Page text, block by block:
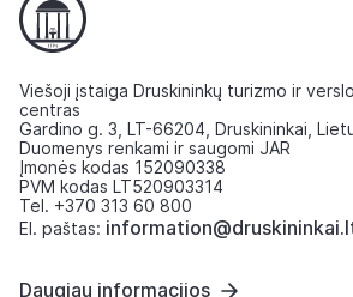
Viešoji įstaiga Druskininkų turizmo ir
centras
Gardino g. 3, LT-66204, Druskininkai,
Duomenys renkami ir saugomi JAR
Įmonės kodas 152090338
PVM kodas LT520903314
Tel. +370 313 60 800
El. paštas:
Daugiau informacijos